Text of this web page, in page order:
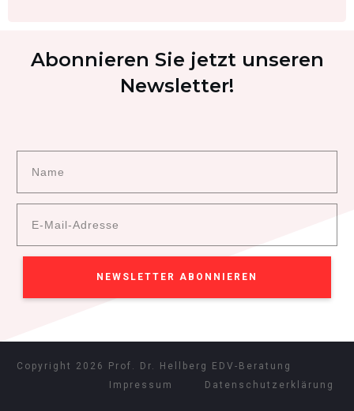
Abonnieren Sie jetzt unseren
Newsletter!
NEWSLETTER ABONNIEREN
Copyright 2026
Prof. Dr. Hellberg EDV-Beratung
Impressum
Datenschutzerklärung